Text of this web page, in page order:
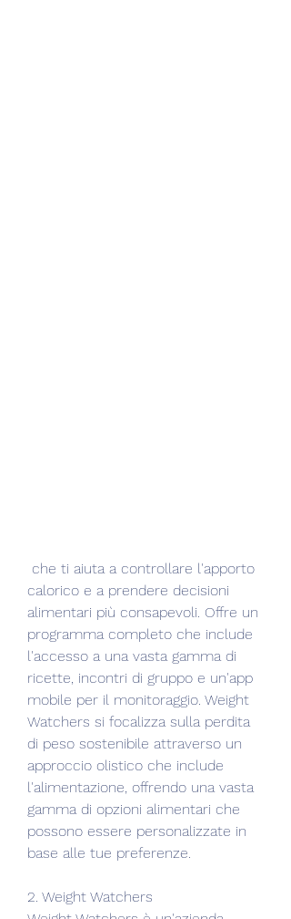
calorico e a prendere decisioni
alimentari più consapevoli. Offre un
programma completo che include
l'accesso a una vasta gamma di
ricette, incontri di gruppo e un'app
mobile per il monitoraggio. Weight
Watchers si focalizza sulla perdita
di peso sostenibile attraverso un
approccio olistico che include
l'alimentazione, offrendo una vasta
gamma di opzioni alimentari che
possono essere personalizzate in
base alle tue preferenze.
2. Weight Watchers